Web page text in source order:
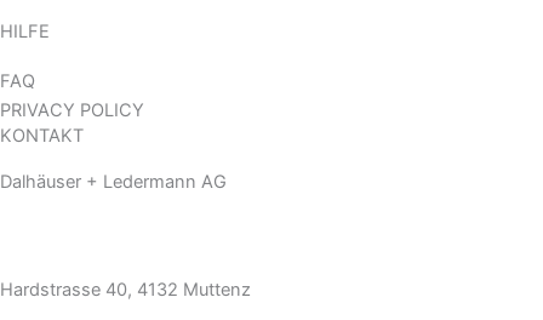
HILFE
FAQ
PRIVACY POLICY
KONTAKT
Dalhäuser + Ledermann AG
Hardstrasse 40, 4132 Muttenz